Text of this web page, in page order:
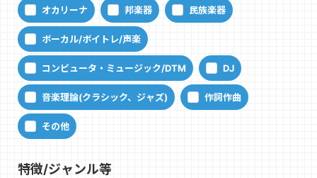
オカリーナ 邦楽器 民族楽器
ボーカル/ボイトレ/声楽
コンピュータ・ミュージック/DTM DJ
音楽理論(クラシック、ジャズ) 作詞作曲
その他
特徴/ジャンル等